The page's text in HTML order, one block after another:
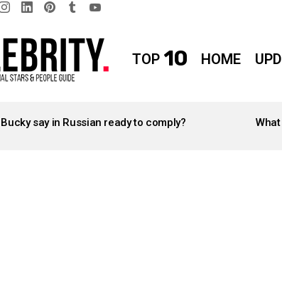
TOP 10 HOME
say in Russian ready to comply?